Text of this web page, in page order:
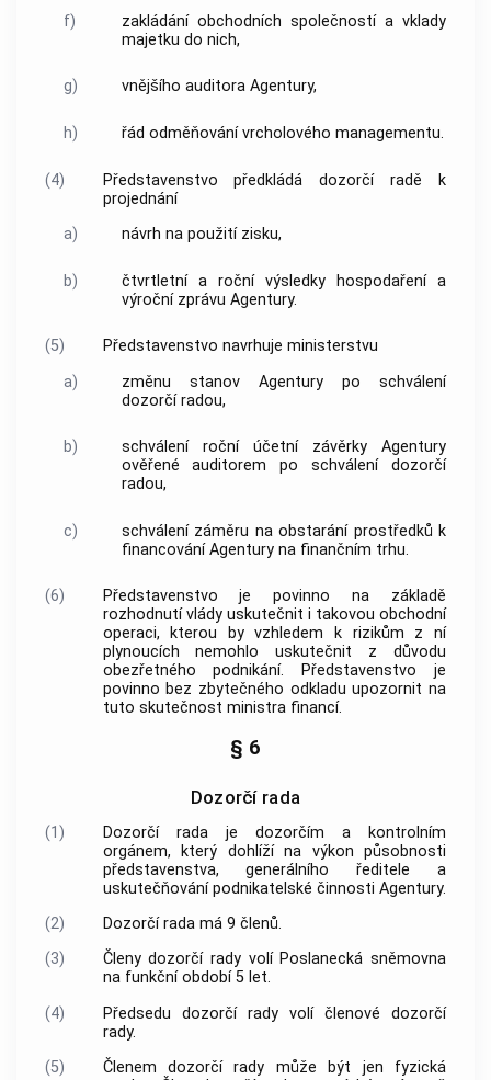
f)
zakládání obchodních společností a vklady
majetku do nich,
g) vnějšího auditora Agentury,
h) řád odměňování vrcholového managementu.
(4) Představenstvo předkládádozorčí radě k
projednání
a)
návrh na použití zisku,
b)
čtvrtletní a roční výsledky hospodaření a
výroční zprávu Agentury.
(5)
Představenstvo navrhuje ministerstvu
a)
změnu stanov Agenturypo schválení
dozorčí radou,
b) schválení roční účetní závěrky Agentury
ověřené auditorem po schválení dozorčí
radou,
c)
schválení záměru na obstarání prostředků k
financováníAgenturyna finančním trhu.
(6)
Představenstvo je povinno na základě
rozhodnutí vlády uskutečnit i takovou obchodní
operaci, kterou by vzhledem k rizikům z ní
plynoucích nemohlo uskutečnit z důvodu
obezřetného podnikání. Představenstvo je
povinno bez zbytečného odkladu upozornit na
tuto skutečnost ministra financí.
§ 6
Dozorčí rada
(1) Dozorčí radaje dozorčím a kontrolním
orgánem, který dohlíží na výkon působnosti
představenstva, generálního ředitele a
uskutečňování podnikatelské činnosti Agentury.
(2)
Dozorčí radamá 9 členů.
(3)
Členydozorčí radyvolí Poslanecká sněmovna
na funkční období 5 let.
(4)
Předsedu dozorčí radyvolí členovédozorčí
rady.
(5)
Členem dozorčí rady může být jen fyzická